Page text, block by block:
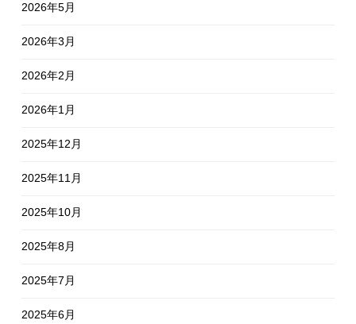
2026年5月
2026年3月
2026年2月
2026年1月
2025年12月
2025年11月
2025年10月
2025年8月
2025年7月
2025年6月